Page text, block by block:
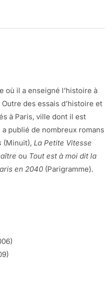
de la mémoire, selon Arthur
par: «Je suis né libre et nulle
» Mais cette phrase en clin
est né libre, et partout il est
perdre sa mère et achever ses
Un incipit plus simple et surtout
fut sa première chaîne. Né en
de son père, le narrateur a été
sa mère, qui a vu en lui une
ou défi plutôt lourd. « Force de
pour la chute, au propre et au
grandissant, que décevoir.
sur fond de conflit mondial, ses
où il a enseigné l’histoire à
des essais d’histoire et
à Paris, ville dont il est
publié de nombreux romans
(Minuit), La Petite Vitesse
ou Tout est à moi dit la
en 2040 (Parigramme).